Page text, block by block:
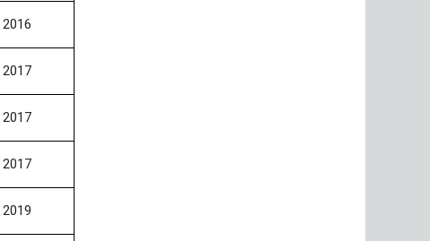
2016
2017
2017
2017
2019